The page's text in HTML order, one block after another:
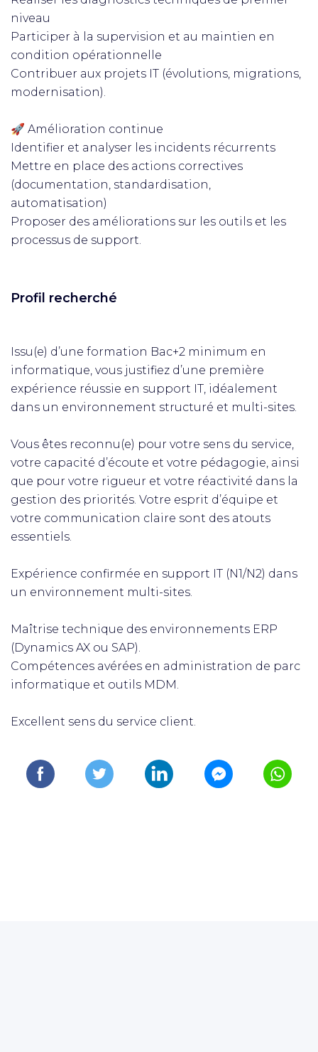
niveau
Participer à la supervision et au maintien en
condition opérationnelle
Contribuer aux projets IT (évolutions, migrations,
modernisation).
🚀 Amélioration continue
Identifier et analyser les incidents récurrents
Mettre en place des actions correctives
(documentation, standardisation,
automatisation)
Proposer des améliorations sur les outils et les
processus de support.
Profil recherché
Issu(e) d’une formation Bac+2 minimum en
informatique, vous justifiez d’une première
expérience réussie en support IT, idéalement
dans un environnement structuré et multi-sites.
Vous êtes reconnu(e) pour votre sens du service,
votre capacité d’écoute et votre pédagogie, ainsi
que pour votre rigueur et votre réactivité dans la
gestion des priorités. Votre esprit d’équipe et
votre communication claire sont des atouts
essentiels.
Expérience confirmée en support IT (N1/N2) dans
un environnement multi-sites.
Maîtrise technique des environnements ERP
(Dynamics AX ou SAP).
Compétences avérées en administration de parc
informatique et outils MDM.
Excellent sens du service client.